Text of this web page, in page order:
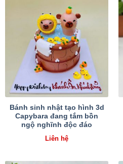
Bánh sinh nhật tạo hình 3d
Capybara đang tắm bồn
ngộ nghĩnh độc đáo
Liên hệ